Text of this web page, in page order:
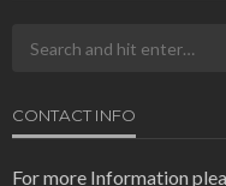
CONTACT INFO
For more Information